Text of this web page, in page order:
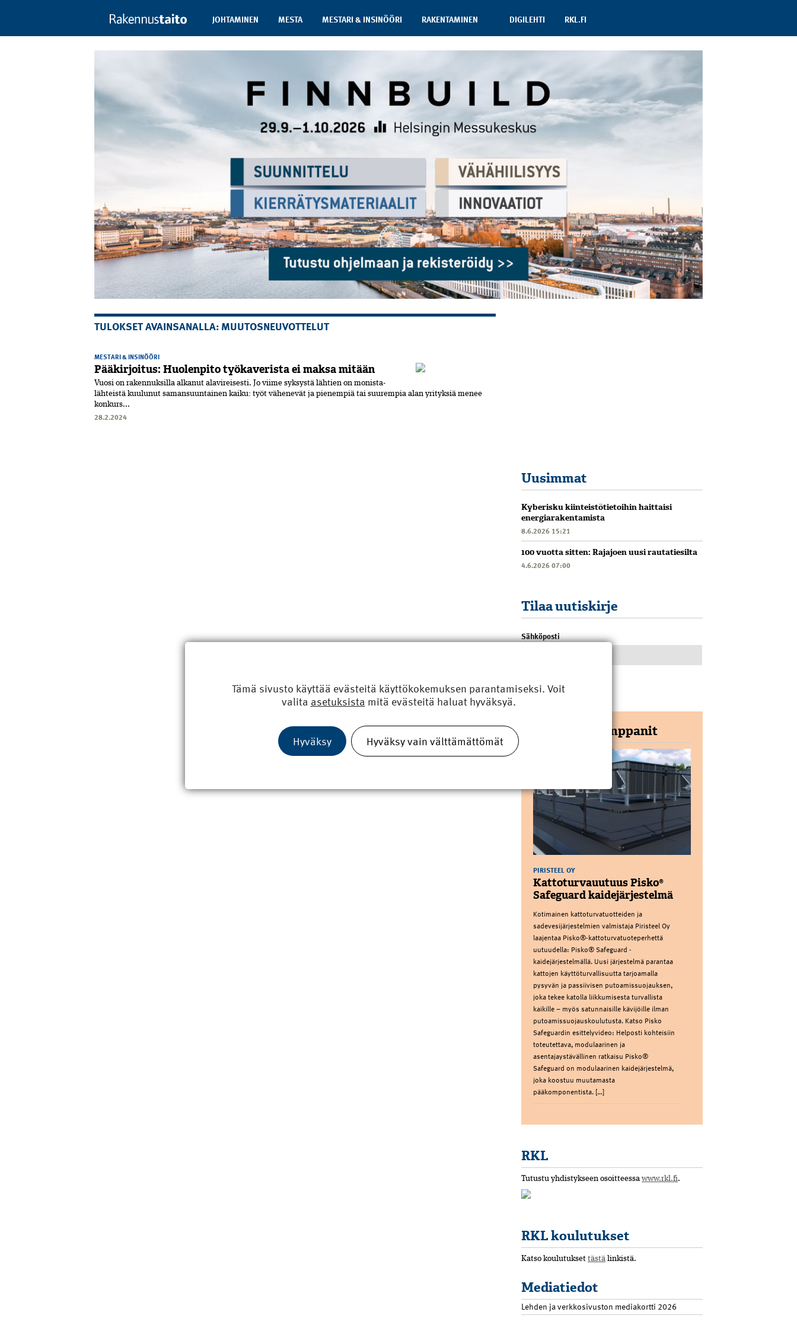
JOHTAMINEN MESTA MESTARI & INSINÖÖRI RAKENTAMINEN DIGILEHTI RKL.FI
TULOKSET AVAINSANALLA: MUUTOSNEUVOTTELUT
MESTARI & INSINÖÖRI
Pääkirjoitus: Huolenpito työkaverista ei maksa mitään
Vuosi on rakennuksilla alkanut alavirei­ses­ti. Jo viime syksystä lähtien on monista­
lähteistä kuulunut samansuuntainen kaiku:­ työt vähenevät ja pienempiä tai suurempia­ alan yrityksiä menee
konkurs...
28.2.2024
Uusimmat
Kyberisku kiinteistötietoihin haittaisi
energiarakentamista
8.6.2026 15:21
100 vuotta sitten: Rajajoen uusi rautatiesilta
4.6.2026 07:00
Tilaa uutiskirje
Sähköposti
Yhteistyökumppanit
PIRISTEEL OY
Kattoturvauutuus Pisko®
Safeguard kaidejärjestelmä
Kotimainen kattoturvatuotteiden ja
sadevesijärjestelmien valmistaja Piristeel Oy
laajentaa Pisko®-kattoturvatuoteperhettä
uutuudella: Pisko® Safeguard -
kaidejärjestelmällä. Uusi järjestelmä parantaa
kattojen käyttöturvallisuutta tarjoamalla
pysyvän ja passiivisen putoamissuojauksen,
joka tekee katolla liikkumisesta turvallista
kaikille – myös satunnaisille kävijöille ilman
putoamissuojauskoulutusta. Katso Pisko
Safeguardin esittelyvideo: Helposti kohteisiin
toteutettava, modulaarinen ja
asentajaystävällinen ratkaisu Pisko®
Safeguard on modulaarinen kaidejärjestelmä,
joka koostuu muutamasta
pääkomponentista. […]
RKL
Tutustu yhdistykseen osoitteessa www.rkl.fi.
RKL koulutukset
Katso koulutukset tästä linkistä.
Mediatiedot
Lehden ja verkkosivuston mediakortti 2026
Tämä sivusto käyttää evästeitä käyttökokemuksen parantamiseksi. Voit
valita asetuksista mitä evästeitä haluat hyväksyä.
Hyväksy Hyväksy vain välttämättömät